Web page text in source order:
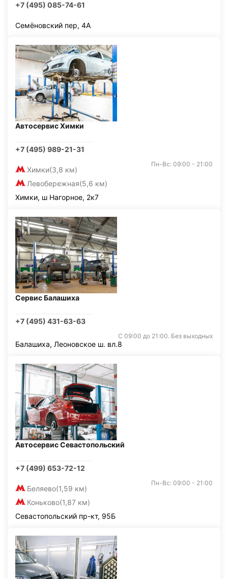
+7 (495) 085-74-61
Семёновский пер, 4А
Автосервис Химки
+7 (495) 989-21-31
Химки(3,8 км)
Левобережная(5,6 км)
Пн-Вс: 09:00 - 21:00
Химки, ш Нагорное, 2к7
Сервис Балашиха
+7 (495) 431-63-63
С 09:00 до 21:00. Без выходных
Балашиха, Леоновское ш. вл.8
Автосервис Севастопольский
+7 (499) 653-72-12
Беляево(1,59 км)
Коньково(1,87 км)
Пн-Вс: 09:00 - 21:00
Севастопольский пр-кт, 95Б